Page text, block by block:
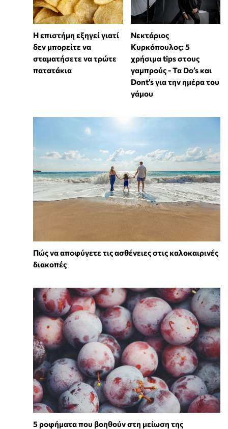
Η επιστήμη εξηγεί γιατί
δεν μπορείτε να
σταματήσετε να τρώτε
πατατάκια
Νεκτάριος
Κυρκόπουλος: 5
χρήσιμα tips στους
γαμπρούς - Τα Do’s και
Dont’s για την ημέρα του
γάμου
Πώς να αποφύγετε τις ασθένειες στις καλοκαιρινές
διακοπές
5 ροφήματα που βοηθούν στη μείωση της